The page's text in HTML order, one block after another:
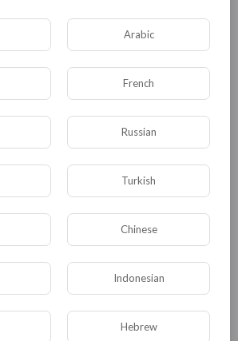
2013 года на Майдане
начался митинг протеста
правительства
подготовку к подписанию
ассоциации с ЕС.
0 • 0 Комментарии
Arabic
French
Russian
Turkish
Chinese
Indonesian
Hebrew